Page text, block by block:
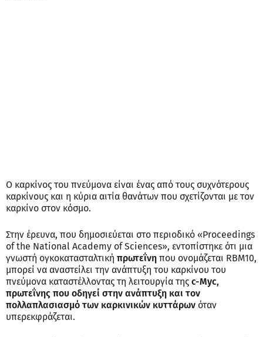
Ο καρκίνος του πνεύμονα είναι ένας από τους συχνότερους
καρκίνους και η κύρια αιτία θανάτων που σχετίζονται με τον
καρκίνο στον κόσμο.
Στην έρευνα, που δημοσιεύεται στο περιοδικό «Proceedings
of the National Academy of Sciences», εντοπίστηκε ότι μια
γνωστή ογκοκατασταλτική πρωτεΐνη που ονομάζεται RBM10,
μπορεί να αναστείλει την ανάπτυξη του καρκίνου του
πνεύμονα καταστέλλοντας τη λειτουργία της c-Myc,
πρωτεΐνης που οδηγεί στην ανάπτυξη και τον
πολλαπλασιασμό των καρκινικών κυττάρων όταν
υπερεκφράζεται.